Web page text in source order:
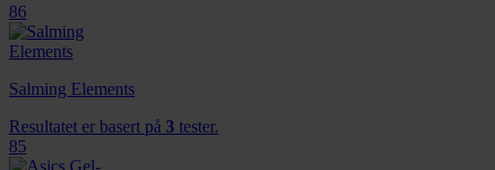
86
Salming Elements
Resultatet er basert på 3 tester.
85